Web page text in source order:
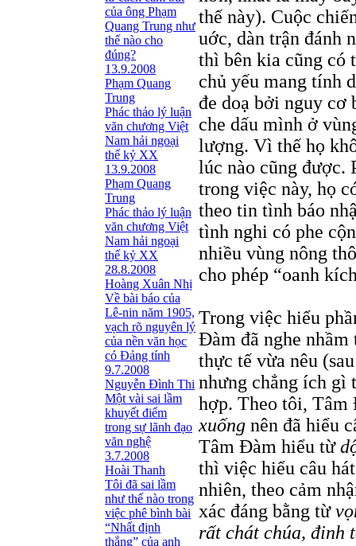
của ông Phạm
Quang Trung như
thế nào cho
đúng?
13.9.2008
Phạm Quang
Trung
Phác thảo lý luận
văn chương Việt
Nam hải ngoại
thế kỷ XX
13.9.2008
Phạm Quang
Trung
Phác thảo lý luận
văn chương Việt
Nam hải ngoại
thế kỷ XX
28.8.2008
Hoàng Xuân Nhị
Về bài báo của
Lê-nin năm 1905,
vạch rõ nguyên lý
của nền văn học
có Đảng tính
9.7.2008
Nguyễn Đình Thi
Một vài sai lầm
khuyết điểm
trong sự lãnh đạo
văn nghệ
3.7.2008
Hoài Thanh
Tôi đã sai lầm
như thế nào trong
việc phê bình bài
“Nhất định
thắng” của anh
thế này). Cuộc
uớc, dàn trận đánh
thì bên kia cũng có
chủ yếu mang tính
đe doạ bởi nguy cơ
che dấu mình ở
lượng. Vì thế họ
lúc nào cũng được.
trong việc này, họ
theo tin tình báo
tình nghi có phe
nhiều vùng nông
cho phép “oanh
Trong việc hiểu
Đàm đã nghe
thực tế vừa nêu
nhưng chẳng ích gì
hợp. Theo tôi,
xuống nên đã hiểu
Tâm Đàm hiểu từ
thì việc hiểu câu
nhiên, theo cảm
xác đáng bằng từ
rất chát chúa, đinh